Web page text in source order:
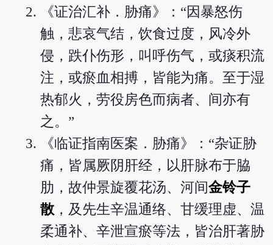
《证治汇补．胁痛》：“因暴怒伤
触，悲哀气结，饮食过度，风冷外
侵，跌仆伤形，叫呼伤气，或痰积流
注，或瘀血相搏，皆能为痛。至于湿
热郁火，劳役房色而病者、间亦有
之。”
《临证指南医案．胁痛》：“杂证胁
痛，皆属厥阴肝经，以肝脉布于脇
肋，故仲景旋覆花汤、河间金铃子
散 ，及先生辛温通络、甘缓理虚、温
柔通补、辛泄宣瘀等法，皆治肝著胁